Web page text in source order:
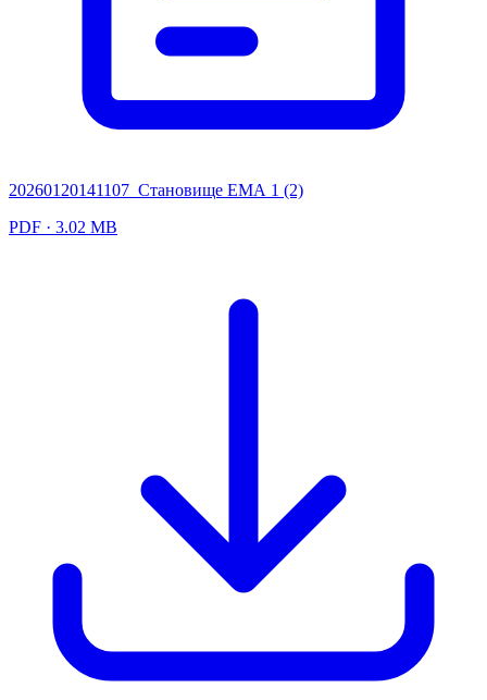
20260120141107_Становище ЕМА 1 (2)
PDF · 3.02 MB